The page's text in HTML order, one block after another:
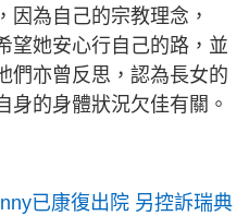
因為自己的宗教理念，
望她安心行自己的路，並
們亦曾反思，認為長女的
身的身體狀況欠佳有關。
已康復出院 另控訴瑞典